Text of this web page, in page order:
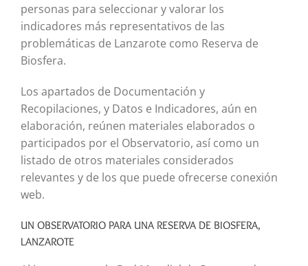
personas para seleccionar y valorar los
indicadores más representativos de las
problemáticas de Lanzarote como Reserva de
Biosfera.
Los apartados de Documentación y
Recopilaciones, y Datos e Indicadores, aún en
elaboración, reúnen materiales elaborados o
participados por el Observatorio, así como un
listado de otros materiales considerados
relevantes y de los que puede ofrecerse conexión
web.
UN OBSERVATORIO PARA UNA RESERVA DE BIOSFERA,
LANZAROTE